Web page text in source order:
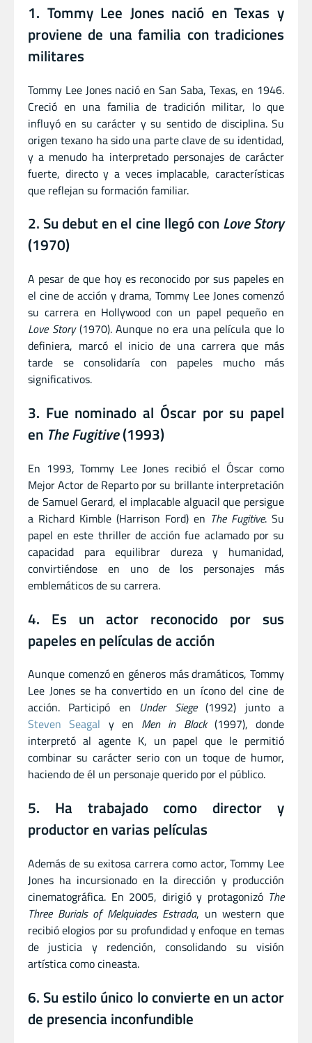
1. Tommy Lee Jones nació en Texas y
proviene de una familia con tradiciones
militares
Tommy Lee Jones nació en San Saba, Texas, en 1946.
Creció en una familia de tradición militar, lo que
influyó en su carácter y su sentido de disciplina. Su
origen texano ha sido una parte clave de su identidad,
y a menudo ha interpretado personajes de carácter
fuerte, directo y a veces implacable, características
que reflejan su formación familiar.
2. Su debut en el cine llegó conLove Story
(1970)
A pesar de que hoy es reconocido por sus papeles en
el cine de acción y drama, Tommy Lee Jones comenzó
su carrera en Hollywood con un papel pequeño en
Love Story(1970). Aunque no era una película que lo
definiera, marcó el inicio de una carrera que más
tarde se consolidaría con papeles mucho más
significativos.
3. Fue nominado al Óscar por su papel
en The Fugitive(1993)
En 1993, Tommy Lee Jones recibió el Óscar como
Mejor Actor de Reparto por su brillante interpretación
de Samuel Gerard, el implacable alguacil que persigue
a Richard Kimble (Harrison Ford) en The Fugitive. Su
papel en este thriller de acción fue aclamado por su
capacidad para equilibrar dureza y humanidad,
convirtiéndose en uno de los personajes más
emblemáticos de su carrera.
4. Es un actor reconocido por sus
papeles en películas de acción
Aunque comenzó en géneros más dramáticos, Tommy
Lee Jones se ha convertido en un ícono del cine de
acción. Participó en Under Siege(1992) junto a
Steven Seagal y en Men in Black(1997), donde
interpretó al agente K, un papel que le permitió
combinar su carácter serio con un toque de humor,
haciendo de él un personaje querido por el público.
5. Ha trabajado como director y
productor en varias películas
Además de su exitosa carrera como actor, Tommy Lee
Jones ha incursionado en la dirección y producción
cinematográfica. En 2005, dirigió y protagonizó The
Three Burials of Melquiades Estrada, un western que
recibió elogios por su profundidad y enfoque en temas
de justicia y redención, consolidando su visión
artística como cineasta.
6. Su estilo único lo convierte en un actor
de presencia inconfundible